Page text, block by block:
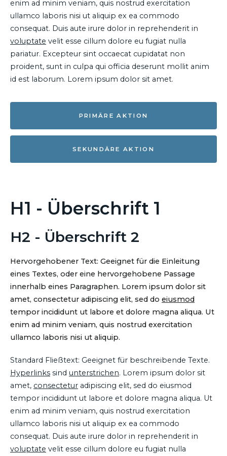
enim ad minim veniam, quis nostrud exercitation
ullamco laboris nisi ut aliquip ex ea commodo
consequat. Duis aute irure dolor in reprehenderit in
voluptate velit esse cillum dolore eu fugiat nulla
pariatur. Excepteur sint occaecat cupidatat non
proident, sunt in culpa qui officia deserunt mollit anim
id est laborum. Lorem ipsum dolor sit amet.
PRIMÄRE AKTION
SEKUNDÄRE AKTION
H1 - Überschrift 1
H2 - Überschrift 2
Hervorgehobener Text: Geeignet für die Einleitung
eines Textes, oder eine hervorgehobene Passage
innerhalb eines Paragraphen. Lorem ipsum dolor sit
amet, consectetur adipiscing elit, sed do eiusmod
tempor incididunt ut labore et dolore magna aliqua. Ut
enim ad minim veniam, quis nostrud exercitation
ullamco laboris nisi ut aliquip.
Standard Fließtext: Geeignet für beschreibende Texte.
Hyperlinks sind unterstrichen. Lorem ipsum dolor sit
amet, consectetur adipiscing elit, sed do eiusmod
tempor incididunt ut labore et dolore magna aliqua. Ut
enim ad minim veniam, quis nostrud exercitation
ullamco laboris nisi ut aliquip ex ea commodo
consequat. Duis aute irure dolor in reprehenderit in
voluptate velit esse cillum dolore eu fugiat nulla